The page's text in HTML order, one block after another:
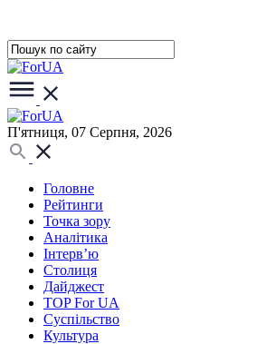
П'ятниця, 07 Серпня, 2026
Головне
Рейтинги
Точка зору
Аналітика
Інтерв’ю
Столиця
Дайджест
TOP For UA
Суспiльство
Культура